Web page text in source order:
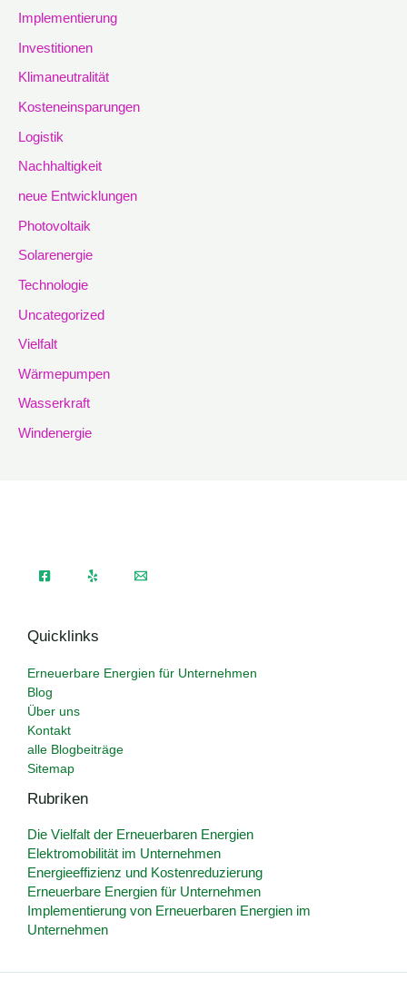
Implementierung
Investitionen
Klimaneutralität
Kosteneinsparungen
Logistik
Nachhaltigkeit
neue Entwicklungen
Photovoltaik
Solarenergie
Technologie
Uncategorized
Vielfalt
Wärmepumpen
Wasserkraft
Windenergie
Quicklinks
Erneuerbare Energien für Unternehmen
Blog
Über uns
Kontakt
alle Blogbeiträge
Sitemap
Rubriken
Die Vielfalt der Erneuerbaren Energien
Elektromobilität im Unternehmen
Energieeffizienz und Kostenreduzierung
Erneuerbare Energien für Unternehmen
Implementierung von Erneuerbaren Energien im
Unternehmen